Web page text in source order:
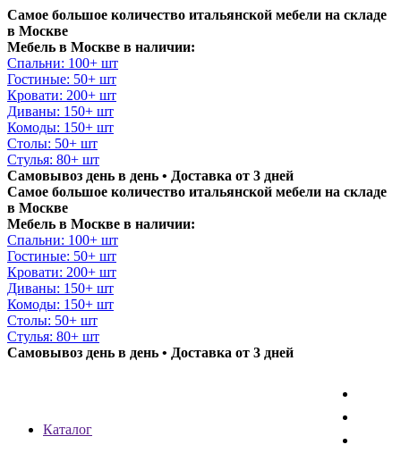
Самое большое количество итальянской мебели на складе
в Москве
Мебель в Москве в наличии:
Спальни: 100+ шт
Гостиные: 50+ шт
Кровати: 200+ шт
Диваны: 150+ шт
Комоды: 150+ шт
Столы: 50+ шт
Стулья: 80+ шт
Самовывоз день в день • Доставка от 3 дней
Самое большое количество итальянской мебели на складе
в Москве
Мебель в Москве в наличии:
Спальни: 100+ шт
Гостиные: 50+ шт
Кровати: 200+ шт
Диваны: 150+ шт
Комоды: 150+ шт
Столы: 50+ шт
Стулья: 80+ шт
Самовывоз день в день • Доставка от 3 дней
Каталог